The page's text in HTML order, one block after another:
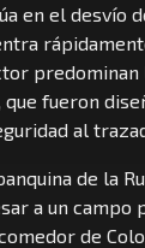
en el desvío
fueron
al
de la
a un campo
de